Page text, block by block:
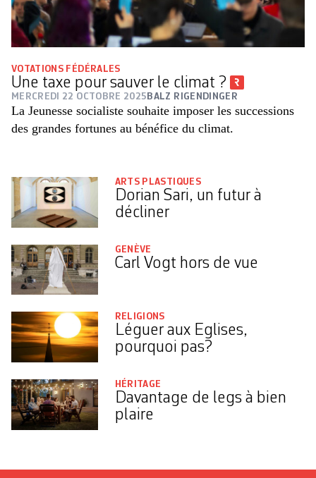
VOTATIONS FÉDÉRALES
Une taxe pour sauver le climat ?
MERCREDI 22 OCTOBRE 2025 BALZ RIGENDINGER
La Jeunesse socialiste souhaite imposer les successions
des grandes fortunes au bénéfice du climat.
ARTS PLASTIQUES
Dorian Sari, un futur à
décliner
GENÈVE
Carl Vogt hors de vue
RELIGIONS
Léguer aux Eglises,
pourquoi pas?
HÉRITAGE
Davantage de legs à bien
plaire